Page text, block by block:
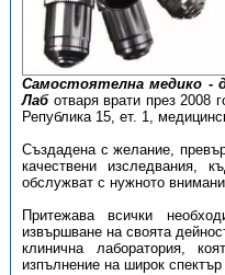
Самостоятелна медико -
Лаботваря врати през 2008
Република 15, ет. 1,
Създадена с желание,
качествени изследвания,
обслужват с нужното
Притежава всички
извършване на своята
клинична лаборатория,
изпълнение на широк